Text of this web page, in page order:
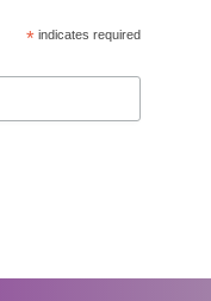
*indicates required